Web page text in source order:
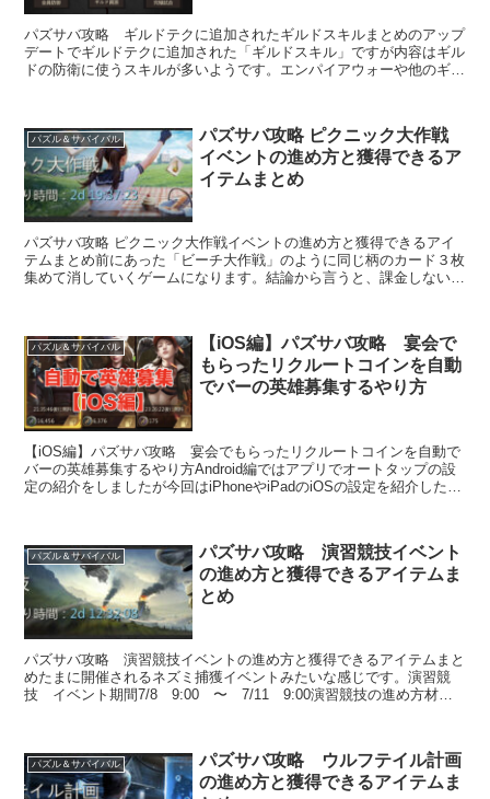
パズサバ攻略 ギルドテクに追加されたギルドスキルまとめのアップ
デートでギルドテクに追加された「ギルドスキル」ですが内容はギル
ドの防衛に使うスキルが多いようです。エンパイアウォーや他のギル
パズル＆サバイバル
パズサバ攻略 ピクニック大作戦
イベントの進め方と獲得できるア
イテムまとめ
パズサバ攻略 ピクニック大作戦イベントの進め方と獲得できるアイ
テムまとめ前にあった「ビーチ大作戦」のように同じ柄のカード３枚
集めて消していくゲームになります。結論から言うと、課金しないと
パズル＆サバイバル
【iOS編】パズサバ攻略 宴会で
もらったリクルートコインを自動
でバーの英雄募集するやり方
【iOS編】パズサバ攻略 宴会でもらったリクルートコインを自動で
バーの英雄募集するやり方Android編ではアプリでオートタップの設
定の紹介をしましたが今回はiPhoneやiPadのiOSの設定を紹介したい
パズル＆サバイバル
パズサバ攻略 演習競技イベント
の進め方と獲得できるアイテムま
とめ
パズサバ攻略 演習競技イベントの進め方と獲得できるアイテムまと
めたまに開催されるネズミ捕獲イベントみたいな感じです。演習競
技 イベント期間7/8 9:00 〜 7/11 9:00演習競技の進め方材料
パズル＆サバイバル
パズサバ攻略 ウルフテイル計画
の進め方と獲得できるアイテムま